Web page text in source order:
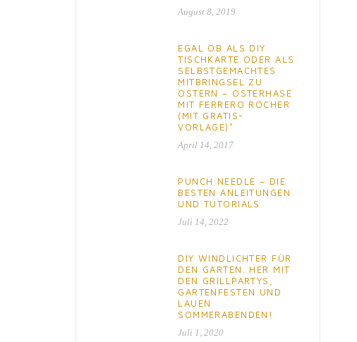
August 8, 2019
EGAL OB ALS DIY
TISCHKARTE ODER ALS
SELBSTGEMACHTES
MITBRINGSEL ZU
OSTERN – OSTERHASE
MIT FERRERO ROCHER
(MIT GRATIS-
VORLAGE)*
April 14, 2017
PUNCH NEEDLE – DIE
BESTEN ANLEITUNGEN
UND TUTORIALS
Juli 14, 2022
DIY WINDLICHTER FÜR
DEN GARTEN. HER MIT
DEN GRILLPARTYS,
GARTENFESTEN UND
LAUEN
SOMMERABENDEN!
Juli 1, 2020